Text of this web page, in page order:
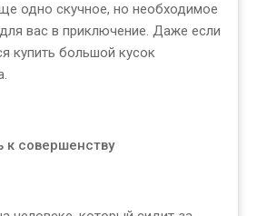
одно скучное, но необходимое
вас в приключение. Даже если
купить большой кусок
к совершенству